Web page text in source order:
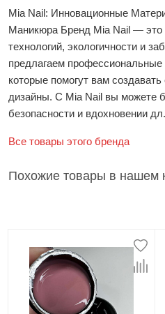
Mia Nail: Инновационные
Маникюра Бренд Mia Nail — это
технологий, экологичности и
предлагаем
которые помогут вам
дизайны. С Mia Nail вы можете
безопасности и вдохновении
Все товары этого бренда
Похожие товары в нашем